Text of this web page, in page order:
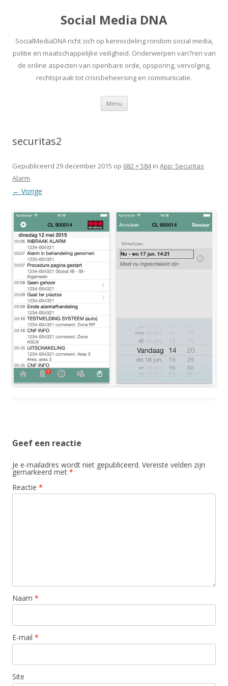
Social Media DNA
SocialMediaDNA richt zich op kennisdeling rondom social media,
politie en maatschappelijke veiligheid. Onderwerpen vari?ren van
de online aspecten van openbare orde, opsporing, vervolging,
rechtspraak tot crisisbeheersing en communicatie.
Menu Spring
inhoud
securitas2
Gepubliceerd 29 december 2015 op 682 × 584in App: Securitas
Alarm.
← Vorige
Geef een reactie
Je e-mailadres wordt niet gepubliceerd. Vereiste velden zijn
gemarkeerd met *
Reactie *
Naam *
E-mail *
Site